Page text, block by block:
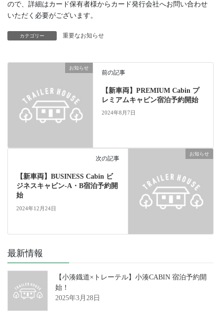
ので、詳細はカード保有者様からカード発行会社へお問い合わせ
いただく必要がございます。
カテゴリー 重要なお知らせ
お知らせ
前の記事
【新車両】PREMIUM Cabin プ
レミアムキャビン宿泊予約開始
2024年8月7日
お知らせ
次の記事
【新車両】BUSINESS Cabin ビ
ジネスキャビン‐A・B宿泊予約開
始
2024年12月24日
最新情報
【小湊鐡道×トレーテル】小湊CABIN 宿泊予約開
始！
2025年3月28日